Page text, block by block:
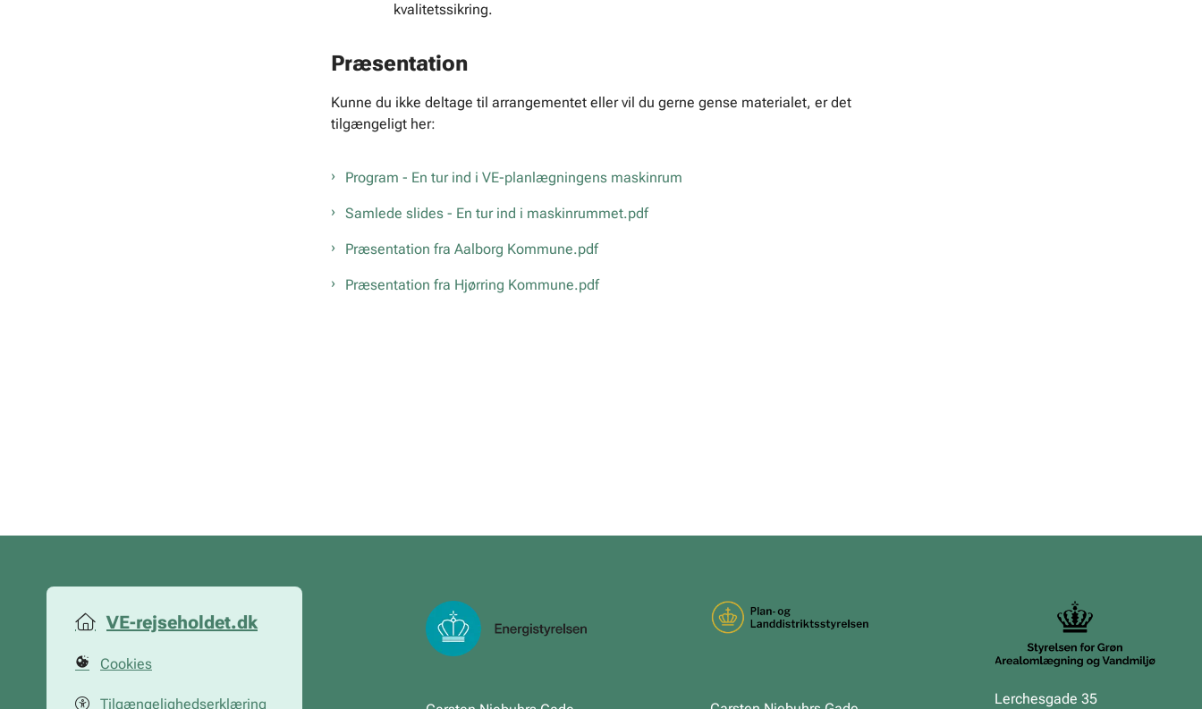
kvalitetssikring.
Præsentation
Kunne du ikke deltage til arrangementet eller vil du gerne gense materialet, er det
tilgængeligt her:
Program - En tur ind i VE-planlægningens maskinrum
Samlede slides - En tur ind i maskinrummet.pdf
Præsentation fra Aalborg Kommune.pdf
Præsentation fra Hjørring Kommune.pdf
VE-rejseholdet.dk
Cookies
Tilgængelighedserklæring Lerchesgade 35